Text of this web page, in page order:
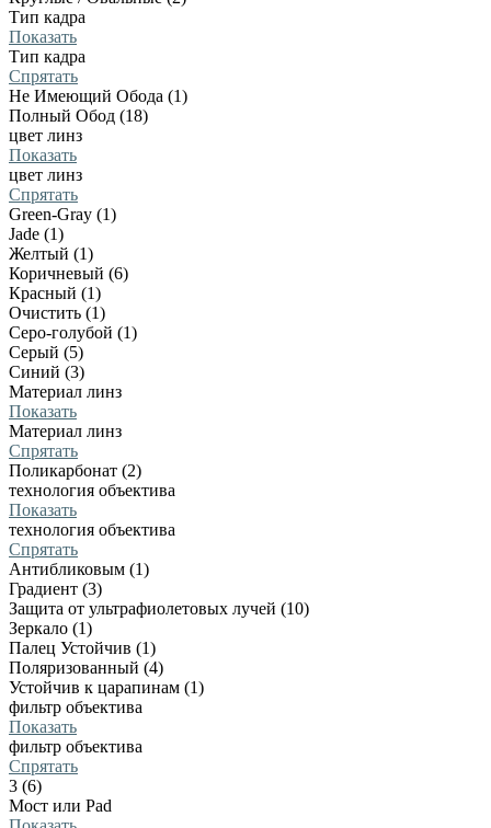
Тип кадра
Показать
Тип кадра
Спрятать
Не Имеющий Обода (1)
Полный Обод (18)
цвет линз
Показать
цвет линз
Спрятать
Green-Gray (1)
Jade (1)
Желтый (1)
Коричневый (6)
Красный (1)
Очистить (1)
Серо-голубой (1)
Серый (5)
Синий (3)
Материал линз
Показать
Материал линз
Спрятать
Поликарбонат (2)
технология объектива
Показать
технология объектива
Спрятать
Антибликовым (1)
Градиент (3)
Защита от ультрафиолетовых лучей (10)
Зеркало (1)
Палец Устойчив (1)
Поляризованный (4)
Устойчив к царапинам (1)
фильтр объектива
Показать
фильтр объектива
Спрятать
3 (6)
Мост или Pad